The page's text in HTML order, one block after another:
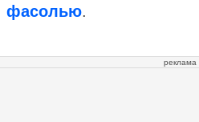
фасолью.
реклама